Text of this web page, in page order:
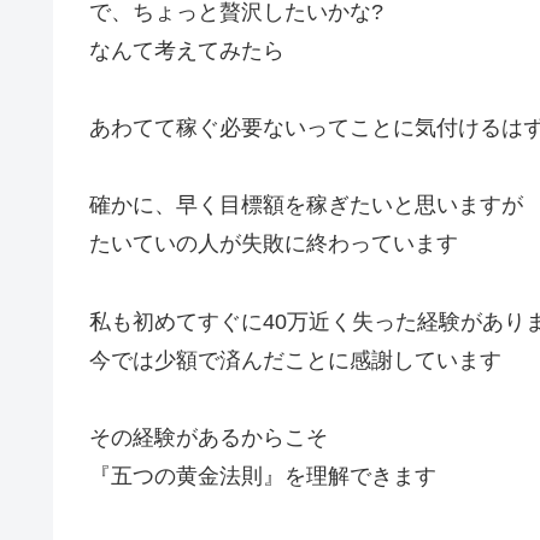
で、ちょっと贅沢したいかな?
なんて考えてみたら
あわてて稼ぐ必要ないってことに気付けるは
確かに、早く目標額を稼ぎたいと思いますが
たいていの人が失敗に終わっています
私も初めてすぐに40万近く失った経験があり
今では少額で済んだことに感謝しています
その経験があるからこそ
『五つの黄金法則』を理解できます